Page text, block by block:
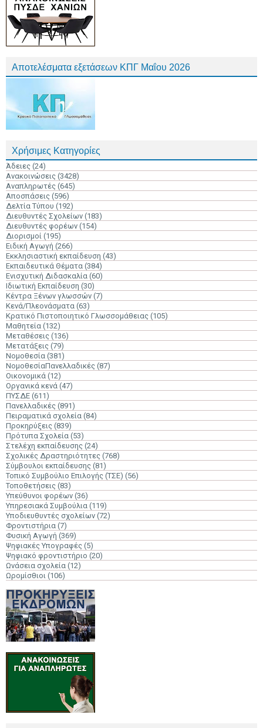
Αποτελέσματα εξετάσεων ΚΠΓ Μαΐου 2026
Χρήσιμες Κατηγορίες
Άδειες (24)
Ανακοινώσεις (3428)
Αναπληρωτές (645)
Αποσπάσεις (596)
Δελτία Τύπου (192)
Διευθυντές Σχολείων (183)
Διευθυντές φορέων (154)
Διορισμοί (195)
Ειδική Αγωγή (266)
Εκκλησιαστική εκπαίδευση (43)
Εκπαιδευτικά Θέματα (384)
Ενισχυτική Διδασκαλία (60)
Ιδιωτική Εκπαίδευση (30)
Κέντρα Ξένων γλωσσών (7)
Κενά/Πλεονάσματα (63)
Κρατικό Πιστοποιητικό Γλωσσομάθειας (105)
Μαθητεία (132)
Μεταθέσεις (136)
Μετατάξεις (79)
Νομοθεσία (381)
ΝομοθεσίαΠανελλαδικές (87)
Οικονομικά (12)
Οργανικά κενά (47)
ΠΥΣΔΕ (611)
Πανελλαδικές (891)
Πειραματικά σχολεία (84)
Προκηρύξεις (839)
Πρότυπα Σχολεία (53)
Στελέχη εκπαίδευσης (24)
Σχολικές Δραστηριότητες (768)
Σύμβουλοι εκπαίδευσης (81)
Τοπικό Συμβούλιο Επιλογής (ΤΣΕ) (56)
Τοποθετήσεις (83)
Υπεύθυνοι φορέων (36)
Υπηρεσιακά Συμβούλια (119)
Υποδιευθυντές σχολείων (72)
Φροντιστήρια (7)
Φυσική Αγωγή (369)
Ψηφιακές Υπογραφές (5)
Ψηφιακό φροντιστήριο (20)
Ωνάσεια σχολεία (12)
Ωρομίσθιοι (106)